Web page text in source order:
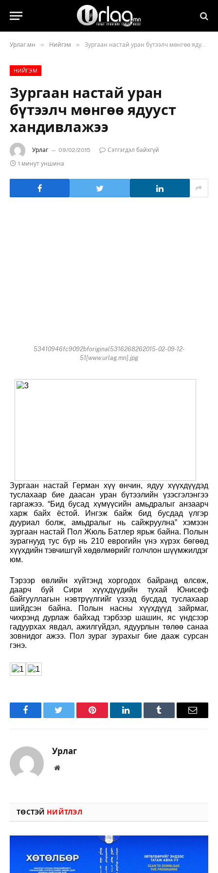
Урлаг.мн » Нийгэм » Зургаан настай уран бүтээлч мөнгөө ядууст хандивлажээ
НИЙГЭМ
Зургаан настай уран
бүтээлч мөнгөө ядууст
хандивлажээ
Урлаг 09/02/2015
Сэтгэгдэл байхгүй
1 минут уншина
53410946fc9092bforiginal5316268262015-02-09-12-
51[www.urlag.mn].jpg
Зургаан настай Герман хүү өнчин, ядуу хүүхдүүдэд
туслахаар бие даасан уран бүтээлийн үзэсгэлэнгээ
гаргажээ. “Бид бусад хүмүүсийн амьдралыг анзаарч
харж байх ёстой. Ингэж байж бид бусдад үлгэр
дууриал болж, амьдралыг нь сайжруулна” хэмээн
зургаан настай Пол Жюль Батлер ярьж байна. Полын
зурагнууд тус бүр нь 210 еврогийн үнэ хүрэх бөгөөд
хүүхдийн тэвчишгүй хөдөлмөрийг голчлон шүүмжилдэг
юм.
Тэрээр өвлийн хүйтэнд хоргодох байранд өлсөж,
даарч буй Сири хүүхдүүдийн тухай Юнисеф
байгууллагын нэвтрүүлгийг үзээд бусдад туслахаар
шийдсэн байна. Полын насны хүүхдүүд зайрмаг,
чихрэнд дурлаж байхад тэрбээр шашин, яс үндсээр
гадуурхах явдал, ажилгүйдэл, ядуурлын төлөө санаа
зовнидог ажээ. Пол зураг зурахыг бие дааж сурсан
гэнэ.
FacebookTwitter Pinterest LinkedInTumblr Имэйл
Урлаг
Вэбсайт
ТӨСТЭЙ НИЙТЛЭЛ